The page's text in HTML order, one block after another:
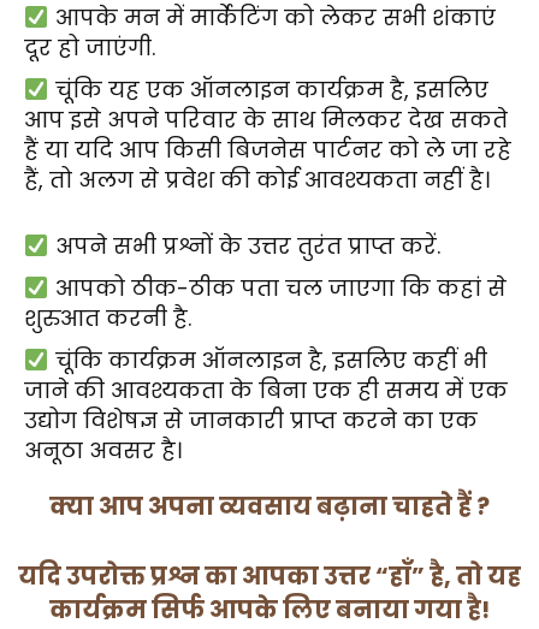
आपके मन में मार्केटिंग को लेकर सभी शंकाएं
दूर हो जाएंगी.
चूंकि यह एक ऑनलाइन कार्यक्रम है, इसलिए
आप इसे अपने परिवार के साथ मिलकर देख सकते
हैं या यदि आप किसी बिजनेस पार्टनर को ले जा रहे
हैं, तो अलग से प्रवेश की कोई आवश्यकता नहीं है।
अपने सभी प्रश्नों के उत्तर तुरंत प्राप्त करें.
आपको ठीक-ठीक पता चल जाएगा कि कहां से
शुरुआत करनी है.
चूंकि कार्यक्रम ऑनलाइन है, इसलिए कहीं भी
जाने की आवश्यकता के बिना एक ही समय में एक
उद्योग विशेषज्ञ से जानकारी प्राप्त करने का एक
अनूठा अवसर है।
क्या आप अपना व्यवसाय बढ़ाना चाहते हैं ?
यदि उपरोक्त प्रश्न का आपका उत्तर “हाँ” है, तो यह
कार्यक्रम सिर्फ आपके लिए बनाया गया है!